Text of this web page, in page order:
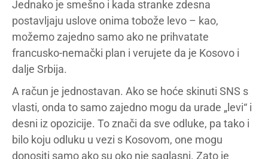
Jednako je smešno i kada stranke zdesna
postavljaju uslove onima tobože levo – kao,
možemo zajedno samo ako ne prihvatate
francusko-nemački plan i verujete da je Kosovo i
dalje Srbija.
A račun je jednostavan. Ako se hoće skinuti SNS s
vlasti, onda to samo zajedno mogu da urade „levi“ i
desni iz opozicije. To znači da sve odluke, pa tako i
bilo koju odluku u vezi s Kosovom, one mogu
donositi samo ako su oko nje saglasni. Zato je